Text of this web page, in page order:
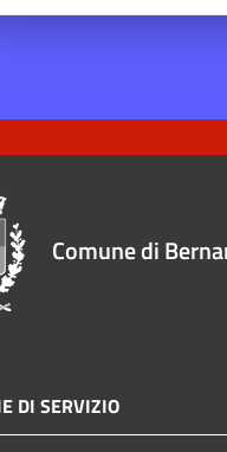
Comune di
DI SERVIZIO